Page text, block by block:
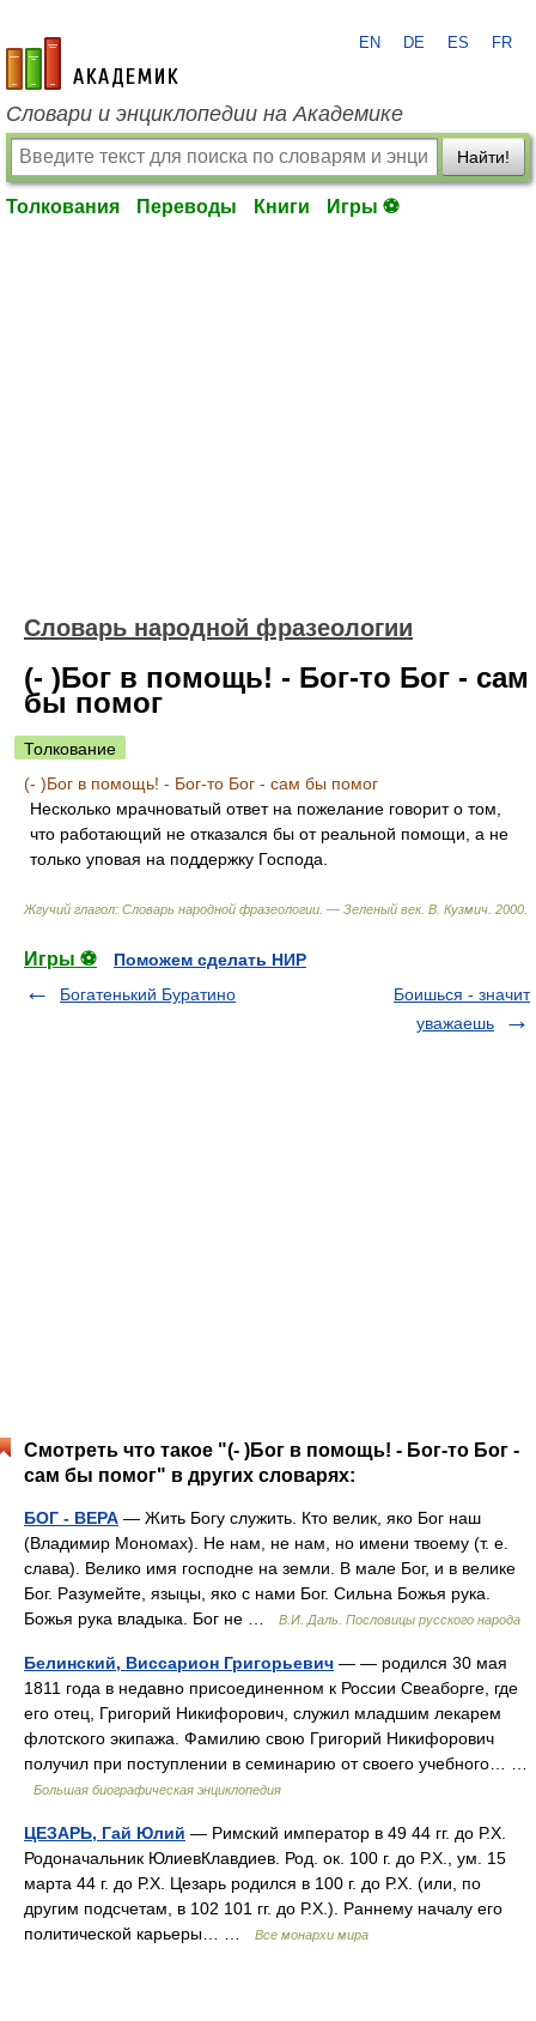
academic.ru
EN DE ES FR
Словари и энциклопедии на Академике
Найти!
Толкования Переводы Книги Игры ⚽
Словарь народной фразеологии
(- )Бог в помощь! - Бог-то Бог - сам
бы помог
Толкование
(- )Бог в помощь! - Бог-то Бог - сам бы помог
Несколько мрачноватый ответ на пожелание говорит о том,
что работающий не отказался бы от реальной помощи, а не
только уповая на поддержку Господа.
Жгучий глагол: Словарь народной фразеологии. — Зеленый век. В. Кузмич 2000
Игры ⚽
Поможем сделать НИР
Богатенький Буратино
Боишься - значит
уважаешь
Смотреть что такое "(- )Бог в помощь! - Бог-то Бог -
сам бы помог" в других словарях:
БОГ - ВЕРА — Жить Богу служить. Кто велик, яко Бог наш
(Владимир Мономах). Не нам, не нам, но имени твоему (т. е.
слава). Велико имя господне на земли. В мале Бог, и в велике
Бог. Разумейте, языцы, яко с нами Бог. Сильна Божья рука.
Божья рука владыка. Бог не …
В.И. Даль. Пословицы русского народа
Белинский, Виссарион Григорьевич — — родился 30 мая
1811 года в недавно присоединенном к России Свеаборге, где
его отец, Григорий Никифорович, служил младшим лекарем
флотского экипажа. Фамилию свою Григорий Никифорович
получил при поступлении в семинарию от своего учебного… …
Большая биографическая энциклопедия
ЦЕЗАРЬ, Гай Юлий — Римский император в 49 44 гг. до Р.Х.
Родоначальник ЮлиевКлавдиев. Род. ок. 100 г. до Р.Х., ум. 15
марта 44 г. до Р.Х. Цезарь родился в 100 г. до Р.Х. (или, по
другим подсчетам, в 102 101 гг. до Р.Х.). Раннему началу его
политической карьеры… …
Все монархи мира